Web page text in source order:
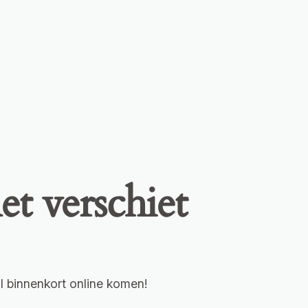
verschiet
online komen!